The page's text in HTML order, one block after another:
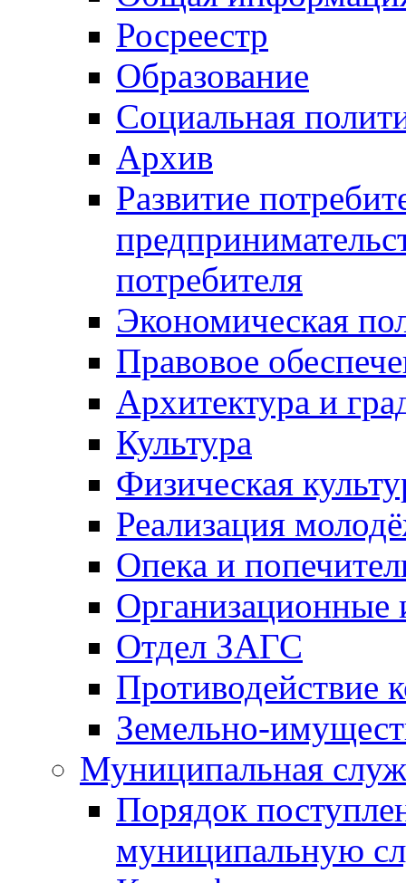
Росреестр
Образование
Социальная
Архив
Развитие
потребителя
Экономическая
Правовое
Архитектура и
Культура
Физическая
Реализация
Опека и
Отдел ЗАГС
Противодействие
Земельно-
Муниципальная
Порядок
муниципальную